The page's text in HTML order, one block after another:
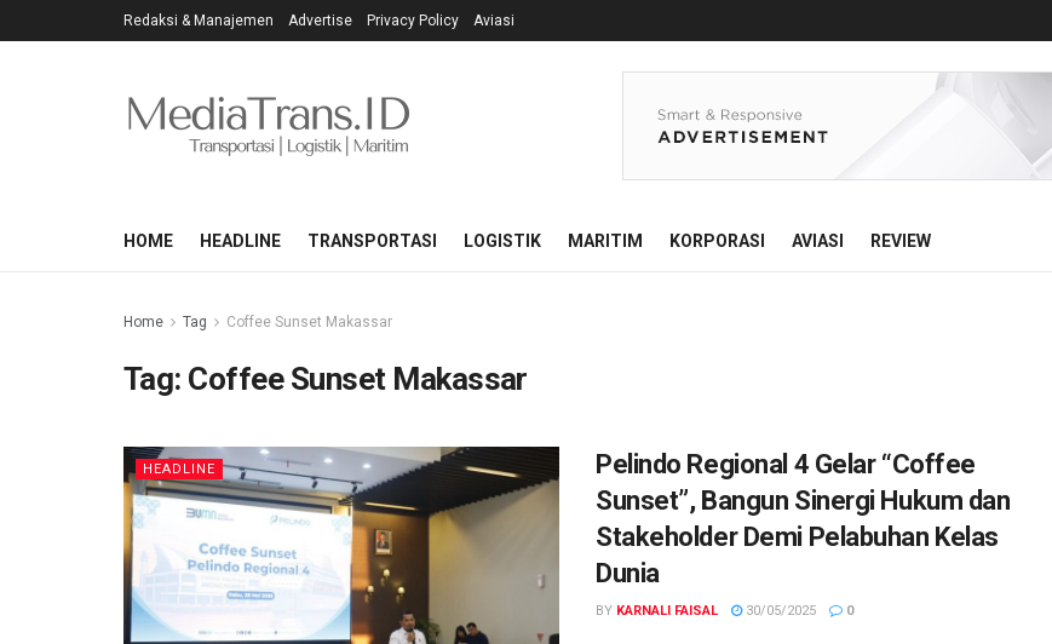
Redaksi & Manajemen Advertise Privacy Policy Aviasi
HOME HEADLINE TRANSPORTASI LOGISTIK MARITIM KORPORASI AVIASI REVIEW
Home Tag Coffee Sunset Makassar
Tag: Coffee Sunset Makassar
HEADLINE
Pelindo Regional 4 Gelar “Coffee
Sunset”, Bangun Sinergi Hukum dan
Stakeholder Demi Pelabuhan Kelas
Dunia
BY KARNALI FAISAL 30/05/2025 0